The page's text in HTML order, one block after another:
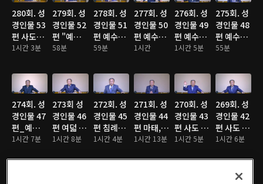
280회. 성
경인물 53
편 사도바
울
1시간 3분
279회. 성
경인물 52
편 "예수
님을 거부
들"
58분
278회. 성
경인물 51
편 예수님
비유에 나
들
59분
277회. 성
경인물 50
편 예수님
이 섬긴 무
1시간
276회. 성
경인물 49
편 예수님
이 치료해
들
1시간 5분
275회. 성
경인물 48
편 예수님
만난 죄인
55분
274회. 성
경인물 47
편_예수님
탄생시 주
1시간 7분
273회 성
경인물 46
편 여덟 사
도들
1시간 8분
272회. 성
경인물 45
편 침례요
한
1시간 4분
271회. 성
경인물 44
편 마태,
마가, 누가
1시간 13분
270회. 성
경인물 43
편 사도 야
고보
1시간 5분
269회. 성
경인물 42
편 사도 요
한
1시간 6분